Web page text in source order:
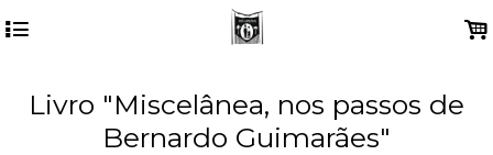
4 .
Livro "Miscelânea, nos passos de
Bernardo Guimarães"